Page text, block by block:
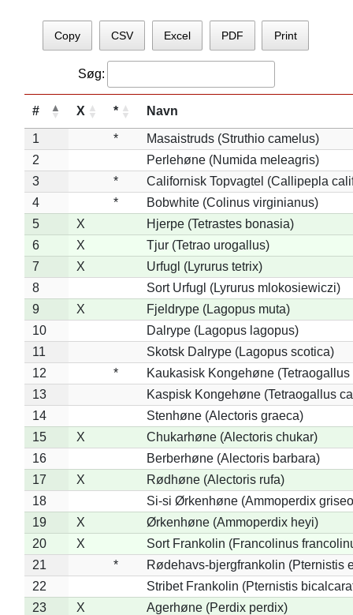
Copy CSV Excel PDF Print
Søg:
# X * Navn
1 *
Masaistruds (Struthio camelus)
2
Perlehøne (Numida meleagris)
3
*
Californisk Topvagtel (Callipepla
4
*
Bobwhite (Colinus virginianus)
5
X
Hjerpe (Tetrastes bonasia)
6
X
Tjur (Tetrao urogallus)
7
X
Urfugl (Lyrurus tetrix)
8
Sort Urfugl (Lyrurus mlokosiewiczi)
9
X
Fjeldrype (Lagopus muta)
10
Dalrype (Lagopus lagopus)
11
Skotsk Dalrype (Lagopus scotica)
12
*
Kaukasisk Kongehøne
13
Kaspisk Kongehøne (Tetraogallus
14
Stenhøne (Alectoris graeca)
15
X
Chukarhøne (Alectoris chukar)
16
Berberhøne (Alectoris barbara)
17
X
Rødhøne (Alectoris rufa)
18
Si-si Ørkenhøne (Ammoperdix
19
X
Ørkenhøne (Ammoperdix heyi)
20
X
Sort Frankolin (Francolinus
21
*
Rødehavs-bjergfrankolin (Pternistis
22
Stribet Frankolin (Pternistis
23
X
Agerhøne (Perdix perdix)